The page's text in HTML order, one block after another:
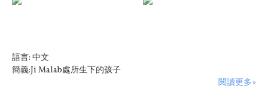
語言: 中文
簡義:Ji Malab處所生下的孩子
閱讀更多»